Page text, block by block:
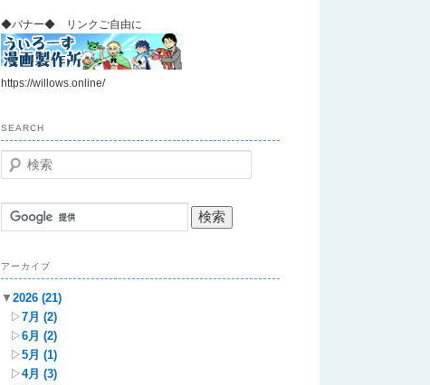
◆バナー◆ リンクご自由に
https://willows.online/
SEARCH
検
索
アーカイブ
▼ 2026 (21)
▷7月 (2)
▷6月 (2)
▷5月 (1)
▷4月 (3)